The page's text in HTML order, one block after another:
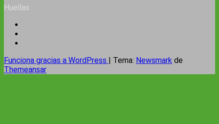
Huellas
Funciona gracias a WordPress | Tema: Newsmark de
Themeansar